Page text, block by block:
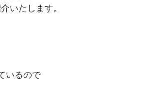
いたします。
いるので